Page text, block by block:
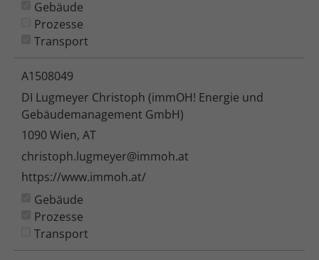
Gebäude
Prozesse
Transport
A1508049
DI Lugmeyer Christoph (immOH! Energie und
Gebäudemanagement GmbH)
1090 Wien, AT
christoph.lugmeyer@immoh.at
https://www.immoh.at/
Gebäude
Prozesse
Transport